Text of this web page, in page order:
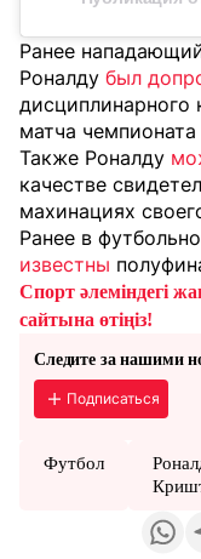
Ранее
Роналду был
дисциплинарного
матча
Также Роналду
качестве
махинациях
Ранее в
известны
Спорт әлеміндегі
сайтына өтіңіз!
Следите за нашими
Подписаться
Футбол